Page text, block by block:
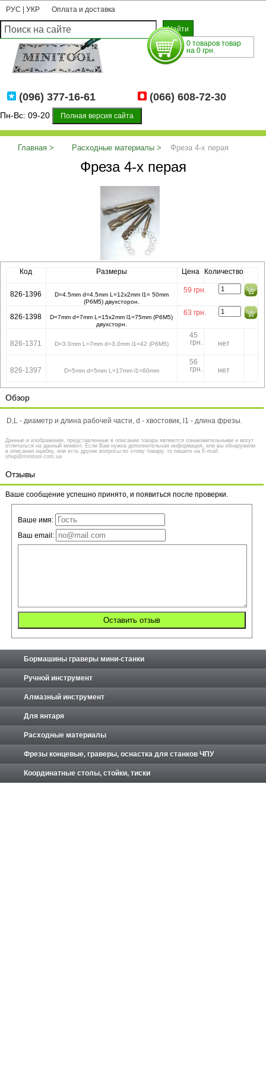
РУС УКР Оплата и доставка
0 товаров товар
на 0 грн.
(096) 377-16-61 (066) 608-72-30
Пн-Вс: 09-20 Полная версия сайта
Главная Расходные материалы Фреза 4-х перая
Фреза 4-х перая
Код Размеры Цена Количество
826-1396
D=4.5mm d=4.5mm L=12x2mm l1= 50mm
(P6M5) двухсторон.
59 грн.
826-1398
D=7mm d=7mm L=15x2mm l1=75mm (P6M5)
двухсторн.
63 грн.
826-1371 D=3.0mm L=7mm d=3,0mm l1=42 (Р6М5)
45
грн.
нет
826-1397 D=5mm d=5mm L=17mm l1=60mm
56
грн.
нет
Обзор
D,L - диаметр и длина рабочей части, d - хвостовик, l1 - длина фрезы.
Данные и изображения, представленные в описании товара являются ознакомительными и могут
отличаться на данный момент. Если Вам нужна дополнительная информация, или вы обнаружили
в описании ошибку, или есть другие вопросы по этому товару, то пишите на E-mail:
shop@minitool.com.ua
Отзывы
Ваше сообщение успешно принято, и появиться после проверки.
Ваше имя:
Ваш email:
Бормашины граверы мини-станки
Ручной инструмент
Алмазный инструмент
Для янтаря
Расходные материалы
Фрезы концевые, граверы, оснастка для станков ЧПУ
Координатные столы, стойки, тиски